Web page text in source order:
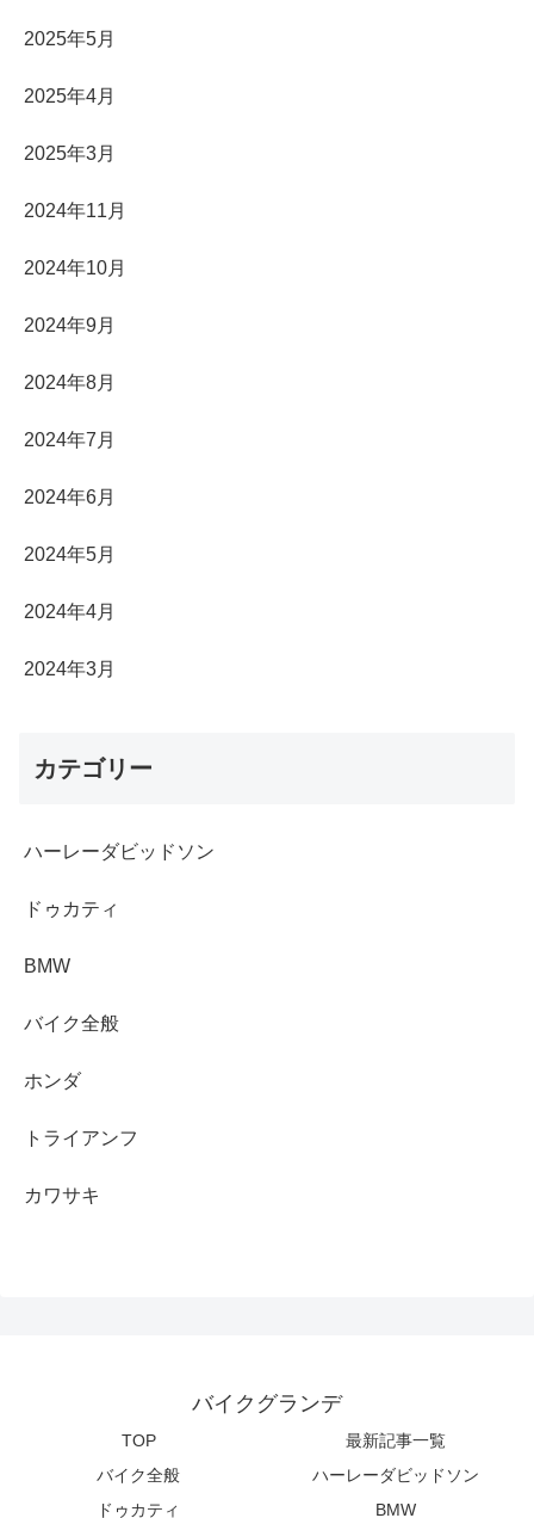
2025年5月
2025年4月
2025年3月
2024年11月
2024年10月
2024年9月
2024年8月
2024年7月
2024年6月
2024年5月
2024年4月
2024年3月
カテゴリー
ハーレーダビッドソン
ドゥカティ
BMW
バイク全般
ホンダ
トライアンフ
カワサキ
バイクグランデ
TOP
最新記事一覧
バイク全般
ハーレーダビッドソン
ドゥカティ
BMW